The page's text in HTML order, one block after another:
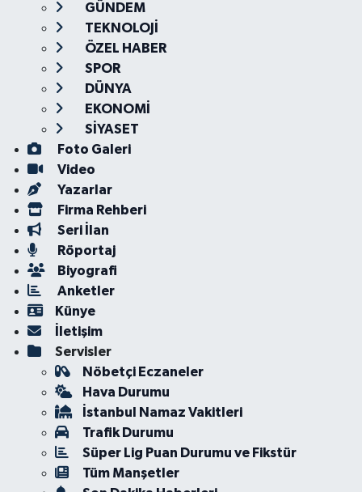
GÜNDEM
TEKNOLOJİ
ÖZEL HABER
SPOR
DÜNYA
EKONOMİ
SİYASET
Foto Galeri
Video
Yazarlar
Firma Rehberi
Seri İlan
Röportaj
Biyografi
Anketler
Künye
İletişim
Servisler
Nöbetçi Eczaneler
Hava Durumu
İstanbul Namaz Vakitleri
Trafik Durumu
Süper Lig Puan Durumu ve Fikstür
Tüm Manşetler